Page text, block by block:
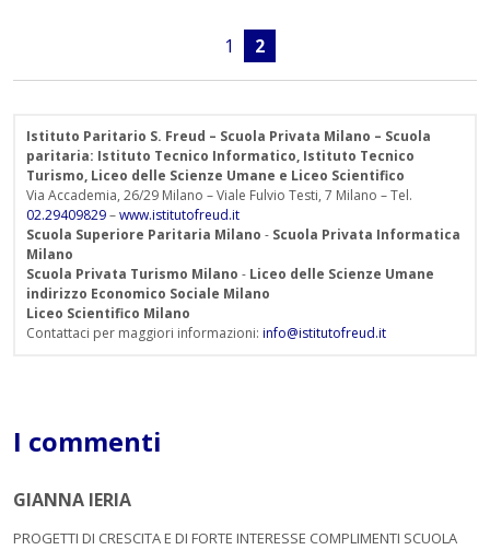
1 2
Istituto Paritario S. Freud – Scuola Privata Milano – Scuola
paritaria: Istituto Tecnico Informatico, Istituto Tecnico
Turismo, Liceo delle Scienze Umane e Liceo Scientifico
Via Accademia, 26/29 Milano – Viale Fulvio Testi, 7 Milano – Tel.
02.29409829–www.istitutofreud.it
Scuola Superiore Paritaria Milano - Scuola Privata Informatica
Milano
Scuola Privata Turismo Milano - Liceo delle Scienze Umane
indirizzo Economico Sociale Milano
Liceo Scientifico Milano
Contattaci per maggiori informazioni: info@istitutofreud.it
I commenti
GIANNA IERIA
PROGETTI DI CRESCITA E DI FORTE INTERESSE COMPLIMENTI SCUOLA